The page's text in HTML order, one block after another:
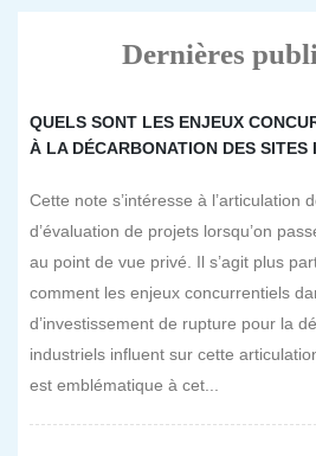
Dernières
QUELS SONT LES ENJEUX
À LA DÉCARBONATION DES SITES
Cette note s’intéresse à l’articulation
d’évaluation de projets lorsqu’on
au point de vue privé. Il s’agit plus
comment les enjeux concurrentiels
d’investissement de rupture pour la
industriels influent sur cette
est emblématique à cet...